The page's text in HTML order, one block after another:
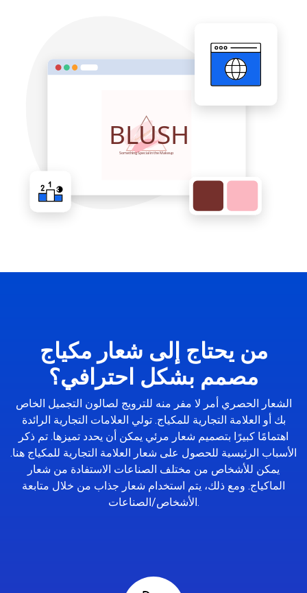
من يحتاج إلى شعار مكياج
مصمم بشكل احترافي؟
الشعار الحصري أمر لا مفر منه للترويج لصالون التجميل الخاص
بك أو العلامة التجارية للمكياج. تولي العلامات التجارية الرائدة
اهتمامًا كبيرًا بتصميم شعار مرئي يمكن أن يحدد تميزها. تم ذكر
الأسباب الرئيسية للحصول على شعار العلامة التجارية للمكياج هنا.
يمكن للأشخاص من مختلف الصناعات الاستفادة من شعار
الماكياج. ومع ذلك، يتم استخدام شعار جذاب من خلال متابعة
الأشخاص/الصناعات.